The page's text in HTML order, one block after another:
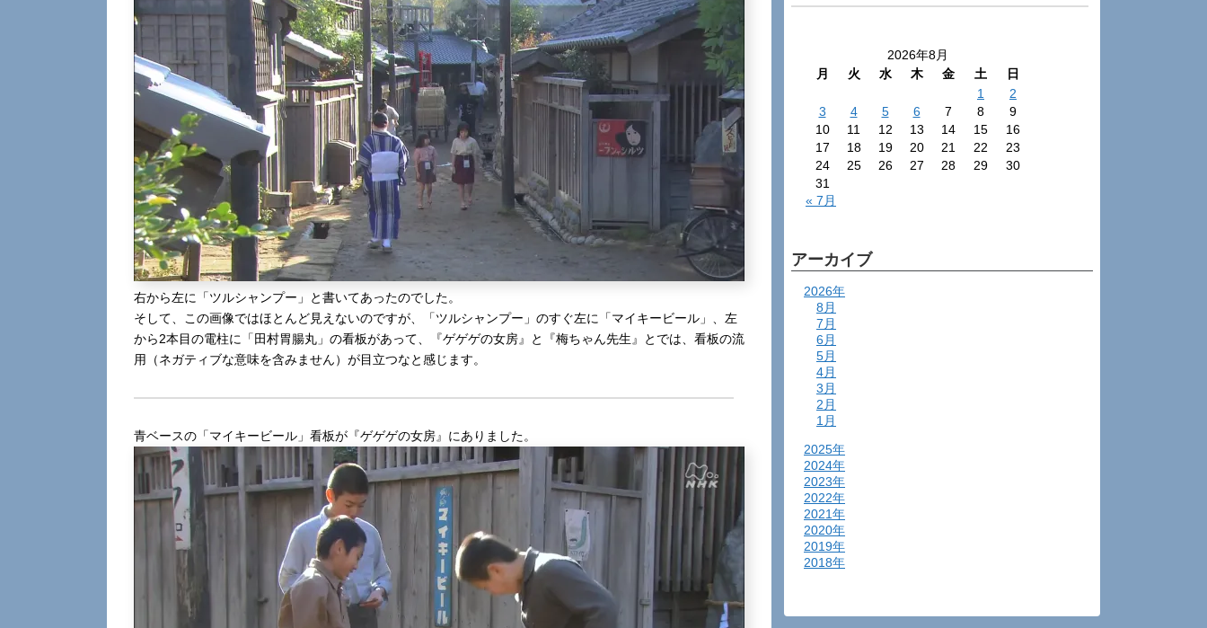
右から左に「ツルシャンプー」と書いてあったのでした。
そして、この画像ではほとんど見えないのですが、「ツルシャンプー」のすぐ左に「マイキービール」、左
から2本目の電柱に「田村胃腸丸」の看板があって、『ゲゲゲの女房』と『梅ちゃん先生』とでは、看板の流
用（ネガティブな意味を含みません）が目立つなと感じます。
青ベースの「マイキービール」看板が『ゲゲゲの女房』にありました。
2026年8月
月
火 水 木 金 土
日
1
2
3
4 5 6 7 8
9
10
11 12 13 14 15
16
17
18 19 20 21 22
23
24
25 26 27 28 29
30
31
« 7月
アーカイブ
2026年
8月
7月
6月
5月
4月
3月
2月
1月
2025年
2024年
2023年
2022年
2021年
2020年
2019年
2018年